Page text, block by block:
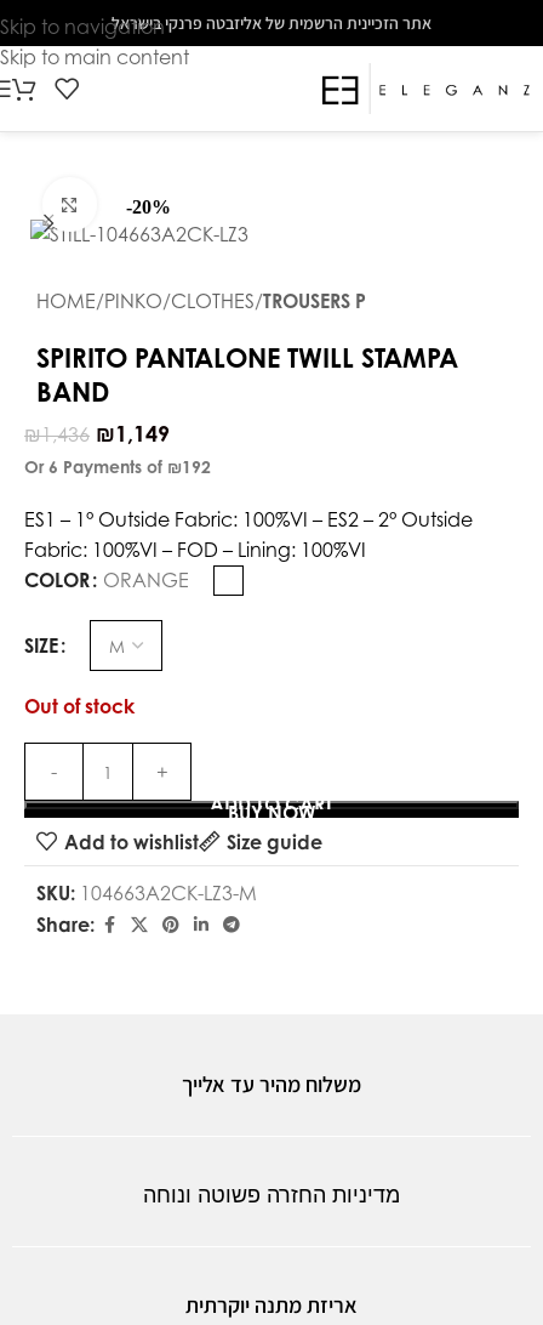
The
beginning
of
web
main
Content
Skip to navigation
Skip to main content
אתר הזכיינית הרשמית של אליזבטה פרנקי בישראל
-20%
Click to enlarge
HOME PINKO CLOTHES TROUSERS P
SPIRITO PANTALONE TWILL STAMPA
BAND
₪1,436 ₪1,149
Or 6 Payments of ₪192
ES1 – 1° Outside Fabric: 100%VI – ES2 – 2° Outside
Fabric: 100%VI – FOD – Lining: 100%VI
COLOR ORANGE
SIZE
Out of stock
ADD TO CART
BUY NOW
Add to wishlist
Size guide
SKU: 104663A2CK-LZ3-M
Share:
משלוח מהיר עד אלייך
מדיניות החזרה פשוטה ונוחה
אריזת מתנה יוקרתית